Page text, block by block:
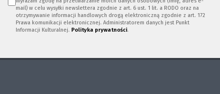
mail) w celu wysyłki newslettera zgodnie z art. 6 ust. 1 lit. a RODO oraz na
otrzymywanie informacji handlowych drogą elektroniczną zgodnie z art. 172
Prawa komunikacji elektronicznej. Administratorem danych jest Punkt
Informacji Kulturalnej. Polityka prywatności.